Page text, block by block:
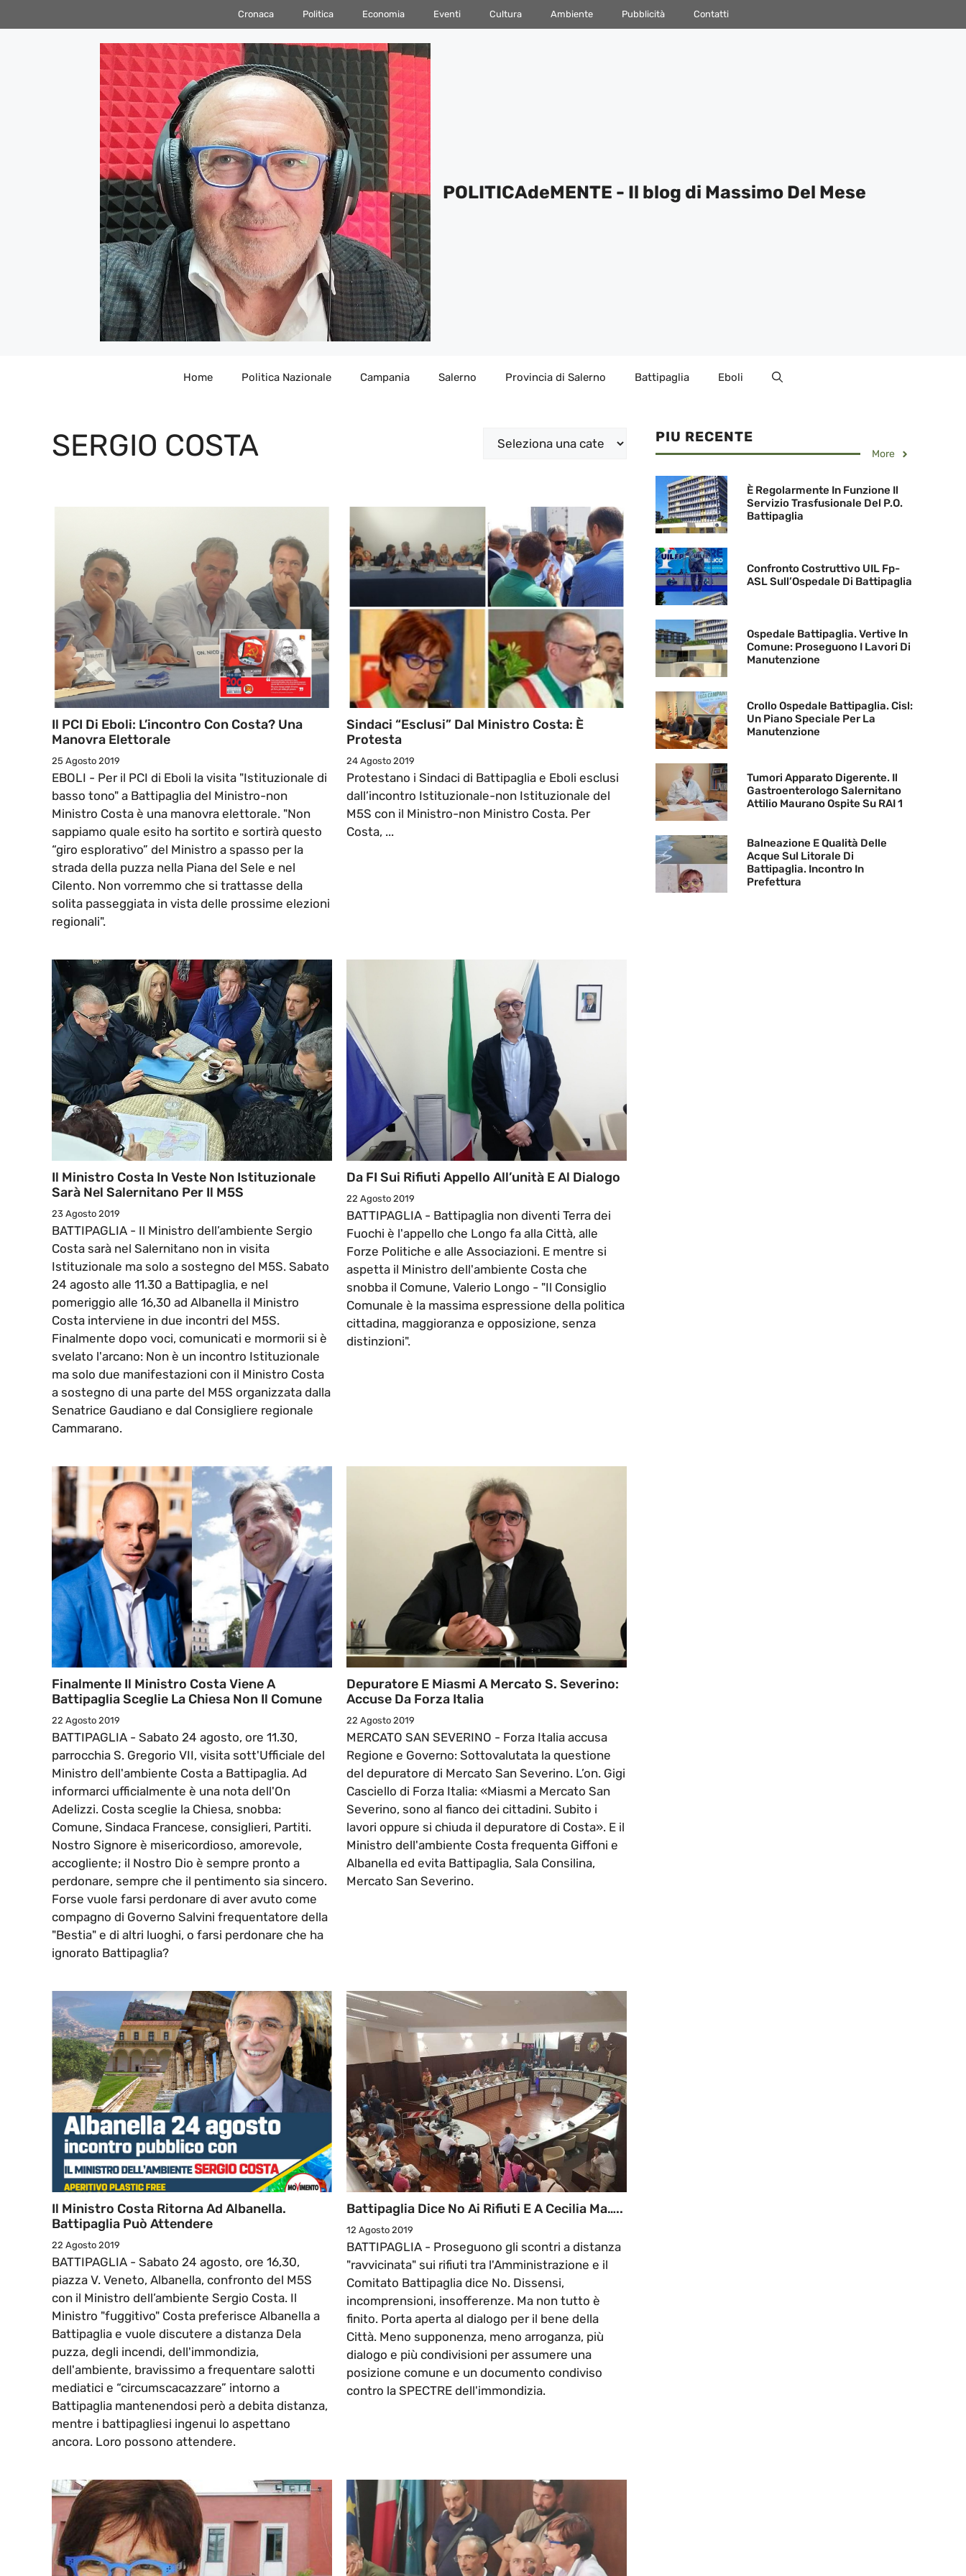
al
Cronaca Politica Economia Eventi Cultura Ambiente Pubblicità Contatti
POLITICAdeMENTE - Il blog di Massimo Del Mese
Home Politica Nazionale Campania Salerno Provincia di Salerno Battipaglia Eboli
SERGIO COSTA Categorie
Il PCI Di Eboli: L’incontro Con Costa? Una
Manovra Elettorale
25 Agosto 2019
EBOLI - Per il PCI di Eboli la visita "Istituzionale di
basso tono" a Battipaglia del Ministro-non
Ministro Costa è una manovra elettorale. "Non
sappiamo quale esito ha sortito e sortirà questo
“giro esplorativo” del Ministro a spasso per la
strada della puzza nella Piana del Sele e nel
Cilento. Non vorremmo che si trattasse della
solita passeggiata in vista delle prossime elezioni
regionali".
Sindaci “esclusi” Dal Ministro Costa: È
Protesta
24 Agosto 2019
Protestano i Sindaci di Battipaglia e Eboli esclusi
dall’incontro Istituzionale-non Istituzionale del
M5S con il Ministro-non Ministro Costa. Per
Costa, ...
Il Ministro Costa In Veste Non Istituzionale
Sarà Nel Salernitano Per Il M5S
23 Agosto 2019
BATTIPAGLIA - Il Ministro dell’ambiente Sergio
Costa sarà nel Salernitano non in visita
Istituzionale ma solo a sostegno del M5S. Sabato
24 agosto alle 11.30 a Battipaglia, e nel
pomeriggio alle 16,30 ad Albanella il Ministro
Costa interviene in due incontri del M5S.
Finalmente dopo voci, comunicati e mormorii si è
svelato l'arcano: Non è un incontro Istituzionale
ma solo due manifestazioni con il Ministro Costa
a sostegno di una parte del M5S organizzata dalla
Senatrice Gaudiano e dal Consigliere regionale
Cammarano.
Da FI Sui Rifiuti Appello All’unità E Al Dialogo
22 Agosto 2019
BATTIPAGLIA - Battipaglia non diventi Terra dei
Fuochi è l'appello che Longo fa alla Città, alle
Forze Politiche e alle Associazioni. E mentre si
aspetta il Ministro dell'ambiente Costa che
snobba il Comune, Valerio Longo - "Il Consiglio
Comunale è la massima espressione della politica
cittadina, maggioranza e opposizione, senza
distinzioni".
Finalmente Il Ministro Costa Viene A
Battipaglia Sceglie La Chiesa Non Il Comune
22 Agosto 2019
BATTIPAGLIA - Sabato 24 agosto, ore 11.30,
parrocchia S. Gregorio VII, visita sott'Ufficiale del
Ministro dell'ambiente Costa a Battipaglia. Ad
informarci ufficialmente è una nota dell'On
Adelizzi. Costa sceglie la Chiesa, snobba:
Comune, Sindaca Francese, consiglieri, Partiti.
Nostro Signore è misericordioso, amorevole,
accogliente; il Nostro Dio è sempre pronto a
perdonare, sempre che il pentimento sia sincero.
Forse vuole farsi perdonare di aver avuto come
compagno di Governo Salvini frequentatore della
"Bestia" e di altri luoghi, o farsi perdonare che ha
ignorato Battipaglia?
Depuratore E Miasmi A Mercato S. Severino:
Accuse Da Forza Italia
22 Agosto 2019
MERCATO SAN SEVERINO - Forza Italia accusa
Regione e Governo: Sottovalutata la questione
del depuratore di Mercato San Severino. L’on. Gigi
Casciello di Forza Italia: «Miasmi a Mercato San
Severino, sono al fianco dei cittadini. Subito i
lavori oppure si chiuda il depuratore di Costa». E il
Ministro dell'ambiente Costa frequenta Giffoni e
Albanella ed evita Battipaglia, Sala Consilina,
Mercato San Severino.
Il Ministro Costa Ritorna Ad Albanella.
Battipaglia Può Attendere
22 Agosto 2019
BATTIPAGLIA - Sabato 24 agosto, ore 16,30,
piazza V. Veneto, Albanella, confronto del M5S
con il Ministro dell’ambiente Sergio Costa. Il
Ministro "fuggitivo" Costa preferisce Albanella a
Battipaglia e vuole discutere a distanza Dela
puzza, degli incendi, dell'immondizia,
dell'ambiente, bravissimo a frequentare salotti
mediatici e “circumscacazzare” intorno a
Battipaglia mantenendosi però a debita distanza,
mentre i battipagliesi ingenui lo aspettano
ancora. Loro possono attendere.
Battipaglia Dice No Ai Rifiuti E A Cecilia Ma…..
12 Agosto 2019
BATTIPAGLIA - Proseguono gli scontri a distanza
"ravvicinata" sui rifiuti tra l'Amministrazione e il
Comitato Battipaglia dice No. Dissensi,
incomprensioni, insofferenze. Ma non tutto è
finito. Porta aperta al dialogo per il bene della
Città. Meno supponenza, meno arroganza, più
dialogo e più condivisioni per assumere una
posizione comune e un documento condiviso
contro la SPECTRE dell'immondizia.
PIU RECENTE
More
È Regolarmente In Funzione Il
Servizio Trasfusionale Del P.O.
Battipaglia
Confronto Costruttivo UIL Fp-
ASL Sull’Ospedale Di Battipaglia
Ospedale Battipaglia. Vertive In
Comune: Proseguono I Lavori Di
Manutenzione
Crollo Ospedale Battipaglia. Cisl:
Un Piano Speciale Per La
Manutenzione
Tumori Apparato Digerente. Il
Gastroenterologo Salernitano
Attilio Maurano Ospite Su RAI 1
Balneazione E Qualità Delle
Acque Sul Litorale Di
Battipaglia. Incontro In
Prefettura